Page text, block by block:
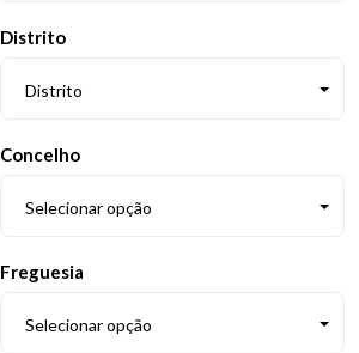
Distrito
Distrito
Concelho
Selecionar opção
Freguesia
Selecionar opção